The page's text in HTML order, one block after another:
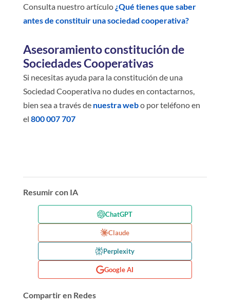
Consulta nuestro artículo ¿Qué tienes que saber
antes de constituir una sociedad cooperativa?
Asesoramiento constitución de
Sociedades Cooperativas
Si necesitas ayuda para la constitución de una
Sociedad Cooperativa no dudes en contactarnos,
bien sea a través de nuestra webo por teléfono en
el 800 007 707
Resumir con IA
ChatGPT
Claude
Perplexity
Google AI
Compartir en Redes